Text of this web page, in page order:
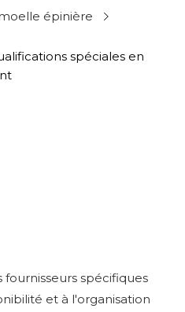
Colonne vertébrale et moelle épinière
fournisseurs spécifiques
et à l'organisation